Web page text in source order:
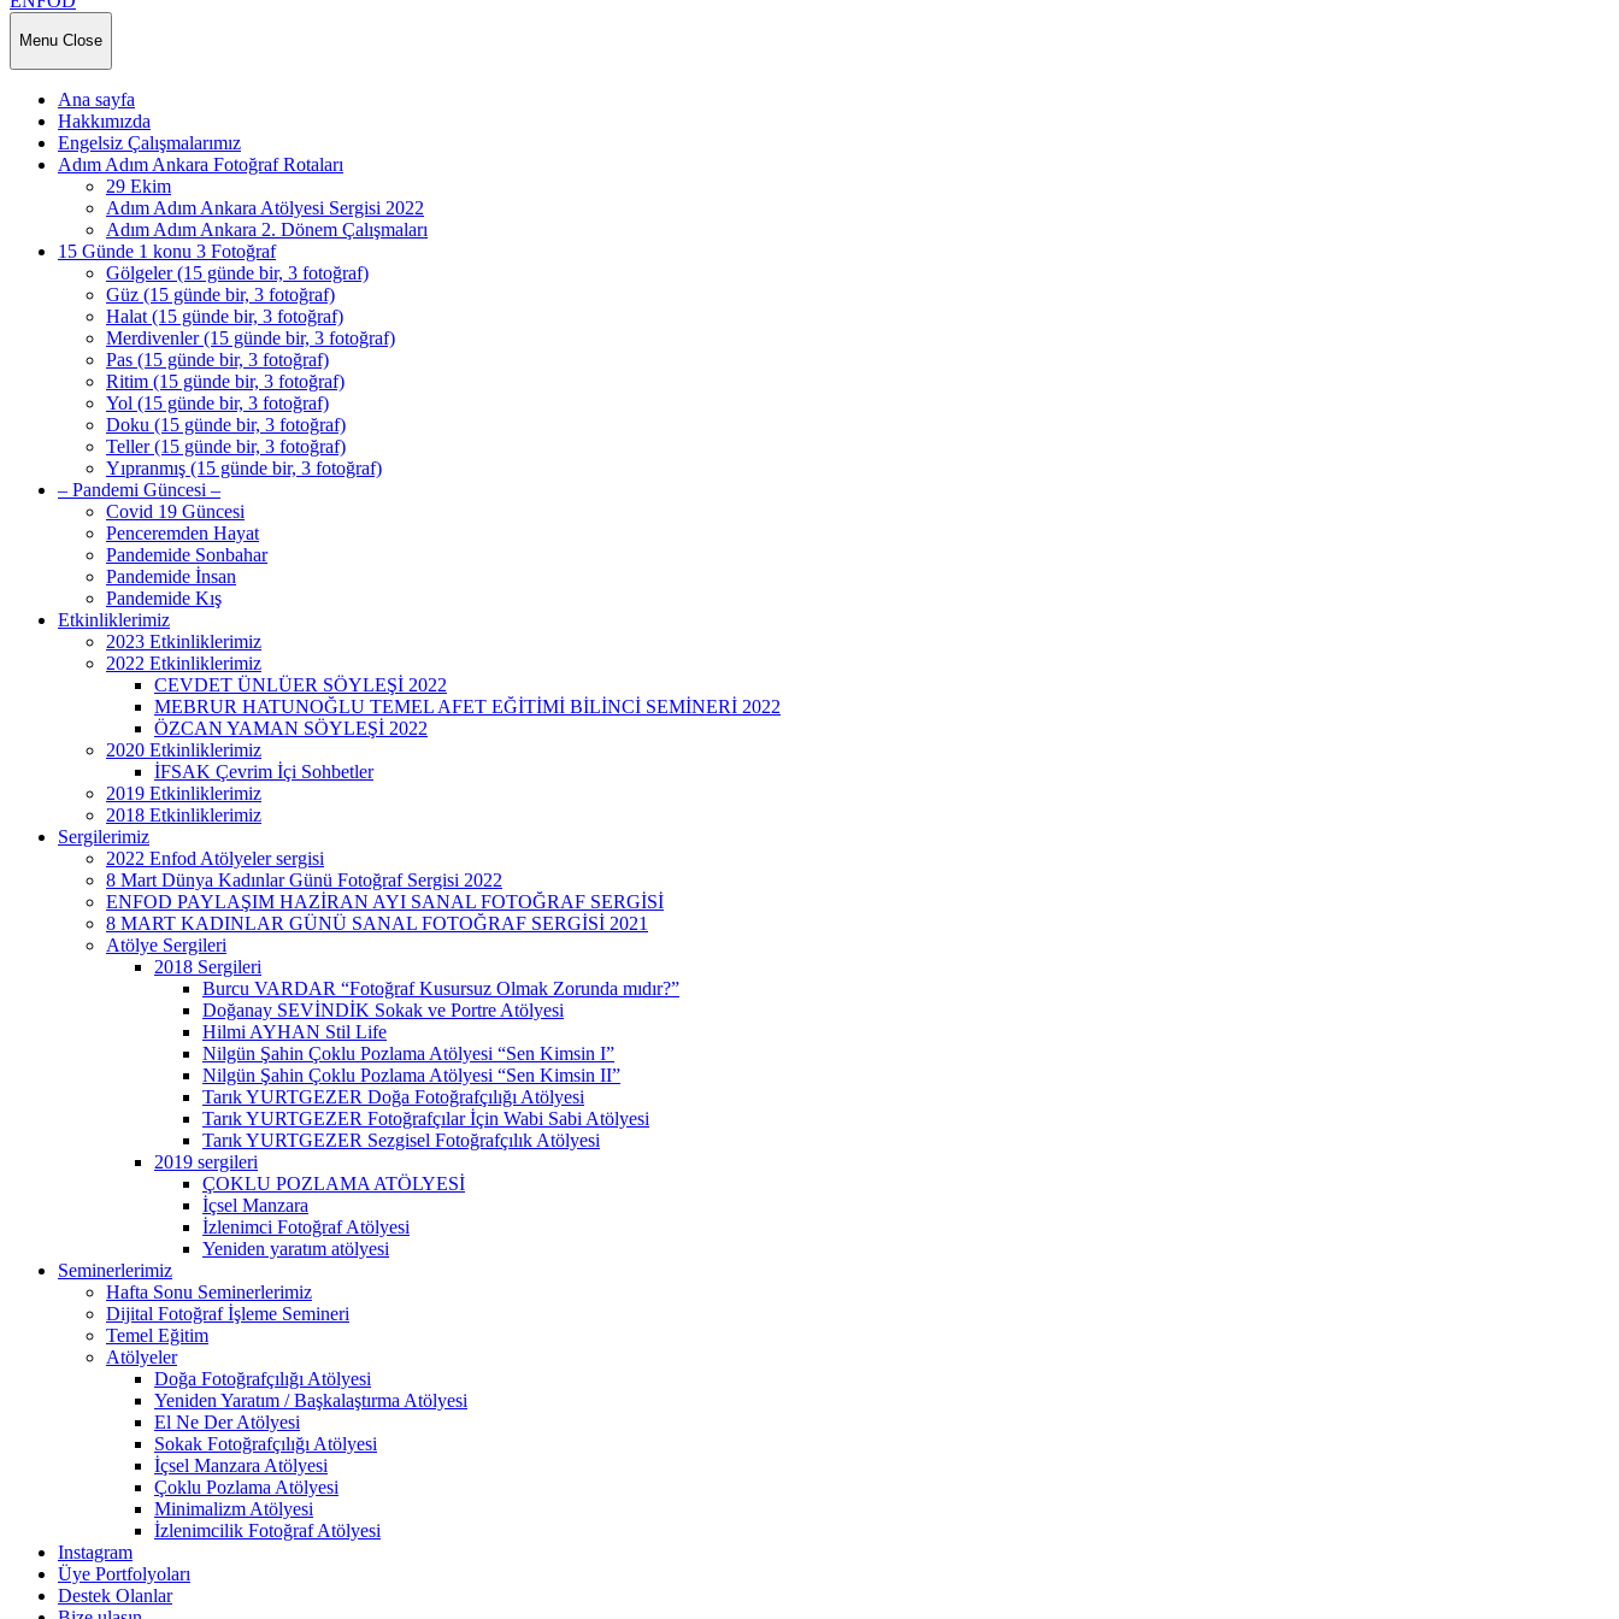
Menu Close
Ana sayfa
Hakkımızda
Engelsiz Çalışmalarımız
Adım Adım Ankara Fotoğraf Rotaları
29 Ekim
Adım Adım Ankara Atölyesi Sergisi 2022
Adım Adım Ankara 2. Dönem Çalışmaları
15 Günde 1 konu 3 Fotoğraf
Gölgeler (15 günde bir, 3 fotoğraf)
Güz (15 günde bir, 3 fotoğraf)
Halat (15 günde bir, 3 fotoğraf)
Merdivenler (15 günde bir, 3 fotoğraf)
Pas (15 günde bir, 3 fotoğraf)
Ritim (15 günde bir, 3 fotoğraf)
Yol (15 günde bir, 3 fotoğraf)
Doku (15 günde bir, 3 fotoğraf)
Teller (15 günde bir, 3 fotoğraf)
Yıpranmış (15 günde bir, 3 fotoğraf)
– Pandemi Güncesi –
Covid 19 Güncesi
Penceremden Hayat
Pandemide Sonbahar
Pandemide İnsan
Pandemide Kış
Etkinliklerimiz
2023 Etkinliklerimiz
2022 Etkinliklerimiz
CEVDET ÜNLÜER SÖYLEŞİ 2022
MEBRUR HATUNOĞLU TEMEL AFET EĞİTİMİ BİLİNCİ SEMİNERİ 2022
ÖZCAN YAMAN SÖYLEŞİ 2022
2020 Etkinliklerimiz
İFSAK Çevrim İçi Sohbetler
2019 Etkinliklerimiz
2018 Etkinliklerimiz
Sergilerimiz
2022 Enfod Atölyeler sergisi
8 Mart Dünya Kadınlar Günü Fotoğraf Sergisi 2022
ENFOD PAYLAŞIM HAZİRAN AYI SANAL FOTOĞRAF SERGİSİ
8 MART KADINLAR GÜNÜ SANAL FOTOĞRAF SERGİSİ 2021
Atölye Sergileri
2018 Sergileri
Burcu VARDAR “Fotoğraf Kusursuz Olmak Zorunda mıdır?”
Doğanay SEVİNDİK Sokak ve Portre Atölyesi
Hilmi AYHAN Stil Life
Nilgün Şahin Çoklu Pozlama Atölyesi “Sen Kimsin I”
Nilgün Şahin Çoklu Pozlama Atölyesi “Sen Kimsin II”
Tarık YURTGEZER Doğa Fotoğrafçılığı Atölyesi
Tarık YURTGEZER Fotoğrafçılar İçin Wabi Sabi Atölyesi
Tarık YURTGEZER Sezgisel Fotoğrafçılık Atölyesi
2019 sergileri
ÇOKLU POZLAMA ATÖLYESİ
İçsel Manzara
İzlenimci Fotoğraf Atölyesi
Yeniden yaratım atölyesi
Seminerlerimiz
Hafta Sonu Seminerlerimiz
Dijital Fotoğraf İşleme Semineri
Temel Eğitim
Atölyeler
Doğa Fotoğrafçılığı Atölyesi
Yeniden Yaratım / Başkalaştırma Atölyesi
El Ne Der Atölyesi
Sokak Fotoğrafçılığı Atölyesi
İçsel Manzara Atölyesi
Çoklu Pozlama Atölyesi
Minimalizm Atölyesi
İzlenimcilik Fotoğraf Atölyesi
Instagram
Üye Portfolyoları
Destek Olanlar